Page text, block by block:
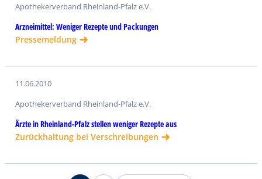
Apothekerverband Rheinland-Pfalz e.V.
Arzneimittel: Weniger Rezepte und Packungen
Pressemeldung
11.06.2010
Apothekerverband Rheinland-Pfalz e.V.
Ärzte in Rheinland-Pfalz stellen weniger Rezepte aus
Zurückhaltung bei Verschreibungen